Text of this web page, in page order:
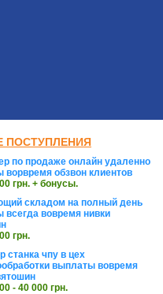
ПОСТУПЛЕНИЯ
по продаже онлайн удаленно
ворвремя обзвон клиентов
грн. + бонусы.
складом на полный день
всегда вовремя нивки
грн.
станка чпу в цех
выплаты вовремя
- 40 000 грн.